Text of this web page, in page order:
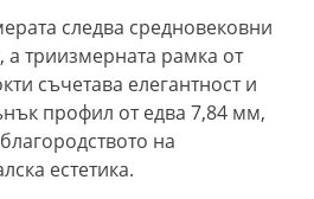
следва средновековни
триизмерната рамка от
съчетава елегантност и
профил от едва 7,84 мм,
на
естетика.